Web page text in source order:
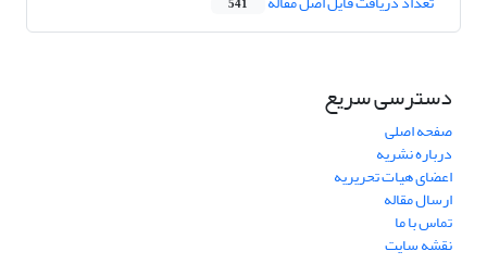
541
دسترسی سریع
صفحه اصلی
درباره نشریه
اعضای هیات تحریریه
ارسال مقاله
تماس با ما
نقشه سایت